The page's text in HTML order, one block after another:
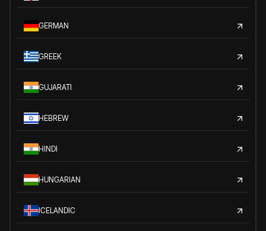
GERMAN
GREEK
GUJARATI
HEBREW
HINDI
HUNGARIAN
ICELANDIC